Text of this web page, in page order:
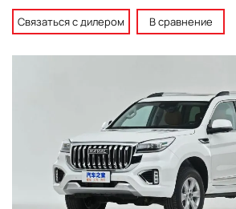
Связаться с дилером В сравнение